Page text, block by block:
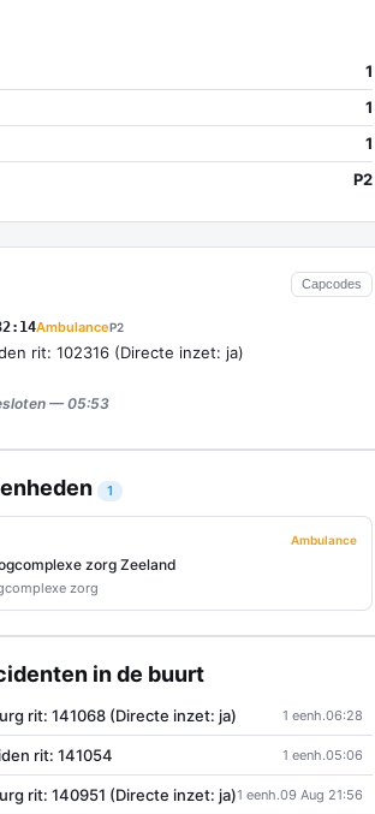
Capcodes
AmbulanceP2
rit: 102316 (Directe inzet: ja)
— 05:53
1
Ambulance
zorg Zeeland
zorg
in de buurt
rit: 141068 (Directe inzet: ja) 1 eenh.06:28
rit: 141054 1 eenh.05:06
rit: 140951 (Directe inzet: ja)1 eenh.09 Aug 21:56
1
1
1
P2